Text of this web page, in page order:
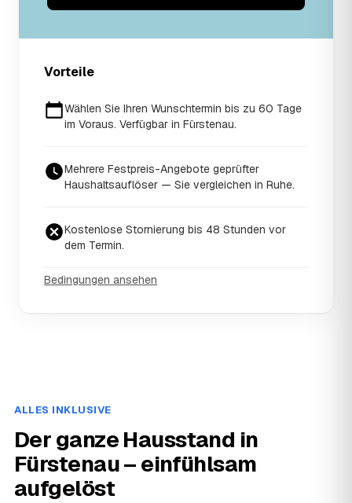
Vorteile
Wählen Sie Ihren Wunschtermin bis zu 60 Tage
im Voraus. Verfügbar in Fürstenau.
Mehrere Festpreis-Angebote geprüfter
Haushaltsauflöser — Sie vergleichen in Ruhe.
Kostenlose Stornierung bis 48 Stunden vor
dem Termin.
Bedingungen ansehen
ALLES INKLUSIVE
Der ganze Hausstand in
Fürstenau – einfühlsam
aufgelöst